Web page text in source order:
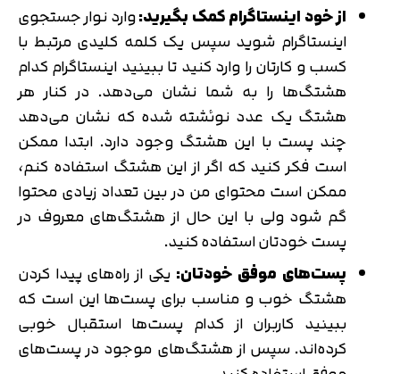
از خود اینستاگرام کمک بگیرید:وارد نوار جستجوی
اینستاگرام شوید سپس یک کلمه کلیدی مرتبط با
کسب و کارتان را وارد کنید تا ببینید اینستاگرام کدام
هشتگ‌ها را به شما نشان می‌دهد. در کنار هر
هشتگ یک عدد نوئشته شده که نشان می‌دهد
چند پست با این هشتگ وجود دارد. ابتدا ممکن
است فکر کنید که اگر از این هشتگ استفاده کنم،
ممکن است محتوای من در بین تعداد زیادی محتوا
گم شود ولی با این حال از هشتگ‌های معروف در
پست خودتان استفاده کنید.
پست‌های موفق خودتان: یکی از راه‌های پیدا کردن
هشتگ خوب و مناسب برای پست‌ها این است که
ببینید کاربران از کدام پست‌ها استقبال خوبی
کرده‌اند. سپس از هشتگ‌های موجود در پست‌های